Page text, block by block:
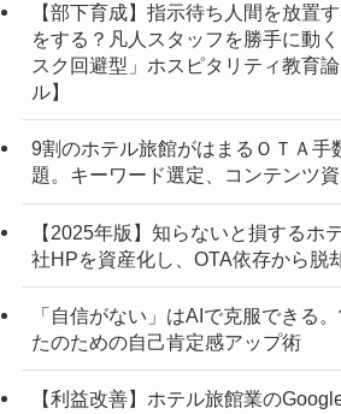
【部下育成】指示待ち人間を放置
をする？凡人スタッフを勝手に動
スク回避型」ホスピタリティ教育
ル】
9割のホテル旅館がはまるＯＴＡ手
題。キーワード選定、コンテンツ資
【2025年版】知らないと損するホ
社HPを資産化し、OTA依存から脱
「自信がない」はAIで克服できる
たのための自己肯定感アップ術
【利益改善】ホテル旅館業の